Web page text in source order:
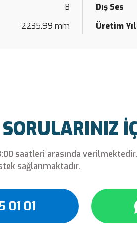
B Dış Ses
2235.99 mm Üretim
saatleri arasında
sağlanmaktadır.
01 01